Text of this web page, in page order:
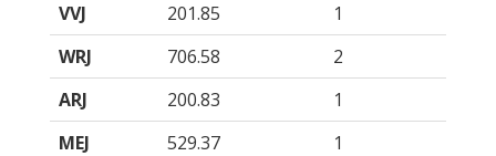
VVJ
201.85
1
WRJ
706.58
2
ARJ
200.83
1
MEJ
529.37 1